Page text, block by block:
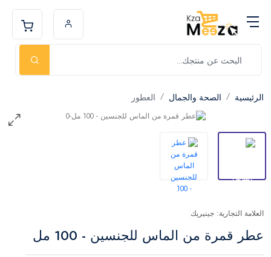
الرئيسية الصحة والجمال العطور
العلامة التجارية: جينيريك
عطر قمرة من الماس للجنسين - 100 مل